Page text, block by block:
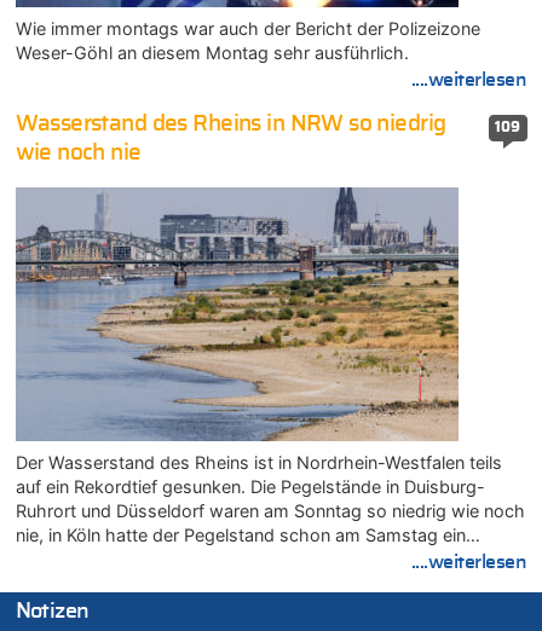
Wie immer montags war auch der Bericht der Polizeizone
Weser-Göhl an diesem Montag sehr ausführlich.
....weiterlesen
109
Wasserstand des Rheins in NRW so niedrig
wie noch nie
Der Wasserstand des Rheins ist in Nordrhein-Westfalen teils
auf ein Rekordtief gesunken. Die Pegelstände in Duisburg-
Ruhrort und Düsseldorf waren am Sonntag so niedrig wie noch
nie, in Köln hatte der Pegelstand schon am Samstag ein…
....weiterlesen
Notizen